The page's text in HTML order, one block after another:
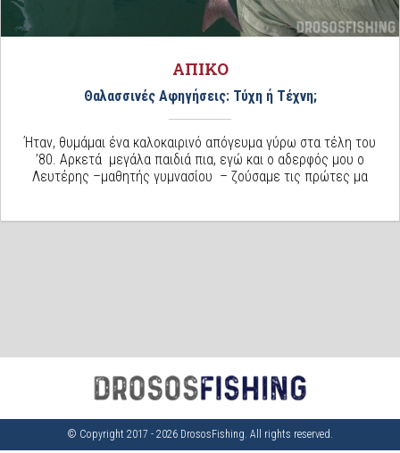
ΑΠΙΚΟ
Θαλασσινές Αφηγήσεις: Τύχη ή Τέχνη;
Ήταν, θυμάμαι ένα καλοκαιρινό απόγευμα γύρω στα τέλη του
’80. Αρκετά μεγάλα παιδιά πια, εγώ και ο αδερφός μου ο
Λευτέρης –μαθητής γυμνασίου – ζούσαμε τις πρώτες μα
© Copyright 2017 - 2026 DrososFishing. All rights reserved.